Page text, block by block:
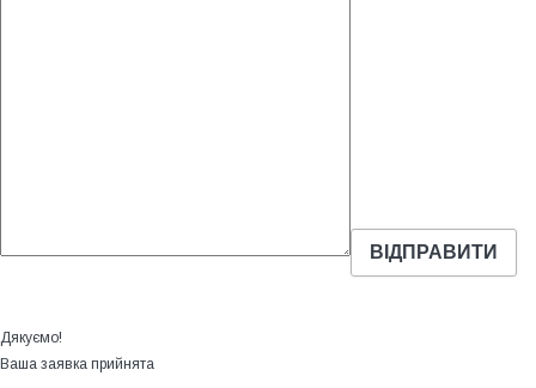
Дякуємо!
Ваша заявка прийнята